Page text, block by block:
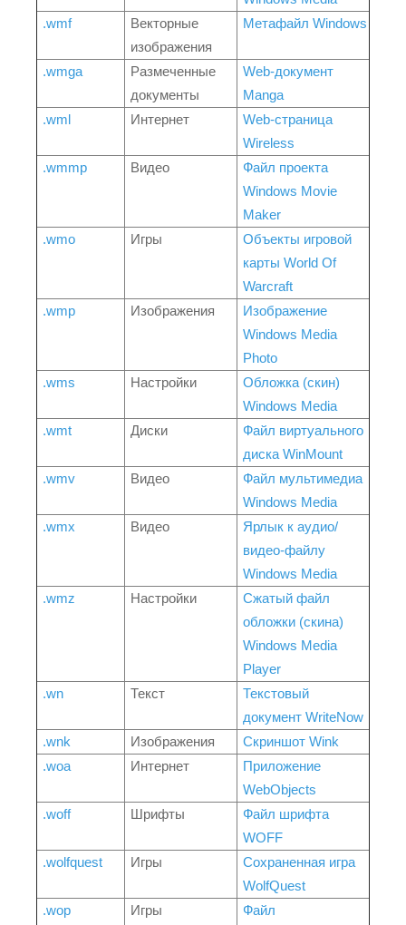
.wmf
Векторные
изображения
Метафайл Windows
.wmga
Размеченные
документы
Web-документ
Manga
.wml
Интернет
Web-страница
Wireless
.wmmp
Видео
Файл проекта
Windows Movie
Maker
.wmo
Игры
Объекты игровой
карты World Of
Warcraft
.wmp
Изображения
Изображение
Windows Media
Photo
.wms
Настройки
Обложка (скин)
Windows Media
.wmt
Диски
Файл виртуального
диска WinMount
.wmv
Видео
Файл мультимедиа
Windows Media
.wmx
Видео
Ярлык к аудио/
видео-файлу
Windows Media
.wmz
Настройки
Сжатый файл
обложки (скина)
Windows Media
Player
.wn
Текст
Текстовый
документ WriteNow
.wnk
Изображения
Скриншот Wink
.woa
Интернет
Приложение
WebObjects
.woff
Шрифты
Файл шрифта
WOFF
.wolfquest
Игры
Сохраненная игра
WolfQuest
.wop
Игры
Файл